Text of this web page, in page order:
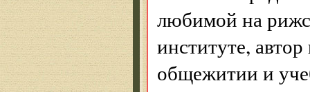
любимой на
институте,
общежитии и